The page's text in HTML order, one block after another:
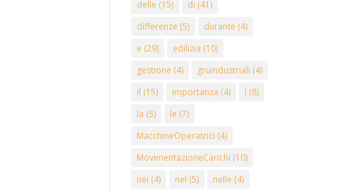
delle (15) di (41)
differenze (5) durante (4)
e (29) edilizia (10)
gestione (4) gruindustriali (4)
il (15) importanza (4) l (8)
la (5) le (7)
MacchineOperatrici (4)
MovimentazioneCarichi (10)
nei (4) nel (5) nelle (4)